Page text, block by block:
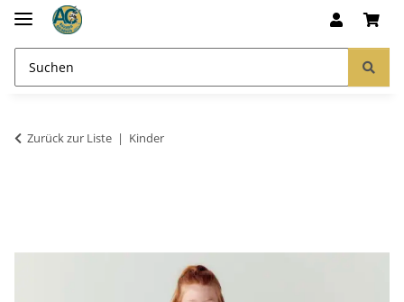
Zurück zur Liste Kinder